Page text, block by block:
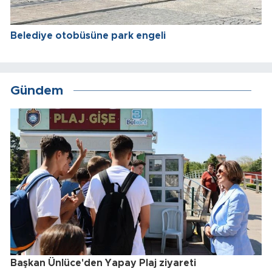
Belediye otobüsüne park engeli
Gündem
Başkan Ünlüce'den Yapay Plaj ziyareti